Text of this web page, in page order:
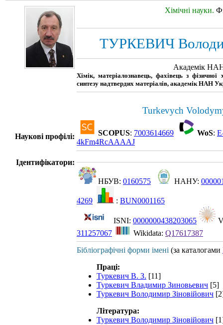
Хімічні науки.
ТУРКЕВИЧ
Академік
Хімік, матеріалознавець, фахівець з фізичної
синтезу надтвердих матеріалів, академік НАН
Turkevych
Наукові профілі: SCOPUS: 7003614669 WoS:
4kFm4RcAAAAJ
Ідентифікатори:
НБУВ: 0160575 НАНУ:
4269 : BUN0001165
ISNI: 0000000438203065
311257067
Wikidata: Q17617387
Бібліографічні форми імені (за каталогами
Праці:
Туркевич В. З. [11]
Туркевич Владимир Зиновьевич [5]
Туркевич Володимир Зіновійович
Література:
Туркевич Володимир Зіновійович